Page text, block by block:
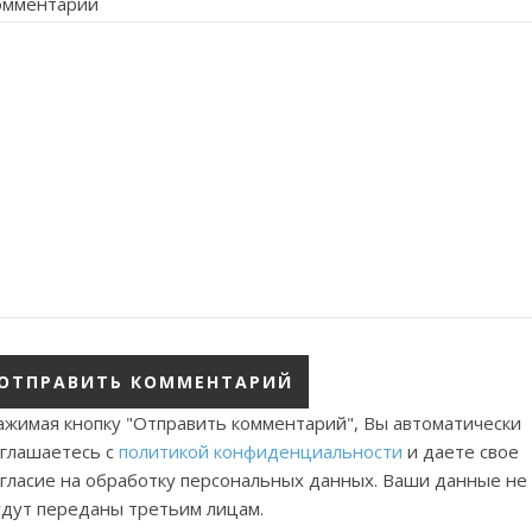
кнопку "Отправить комментарий", Вы автоматически
с политикой конфиденциальности и даете свое
на обработку персональных данных. Ваши данные не
переданы третьим лицам.